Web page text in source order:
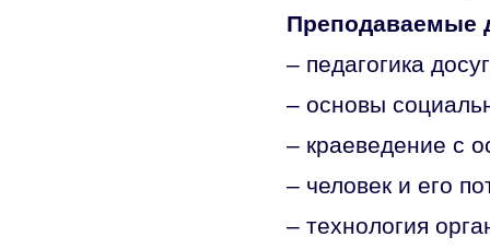
Преподаваемые
– педагогика
– основы
– краеведение с
– человек и его
– технология